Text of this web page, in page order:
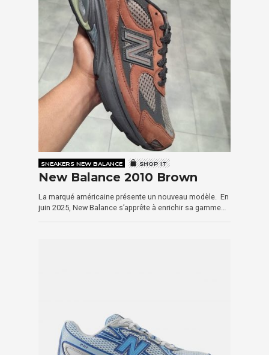
SNEAKERS NEW BALANCE SHOP IT
New Balance 2010 Brown
La marqué américaine présente un nouveau modèle. En
juin 2025, New Balance s’apprête à enrichir sa gamme…